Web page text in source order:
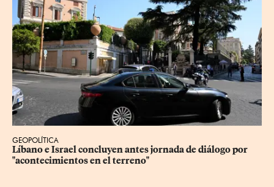
GEOPOLÍTICA
Líbano e Israel concluyen antes jornada de diálogo por
"acontecimientos en el terreno"